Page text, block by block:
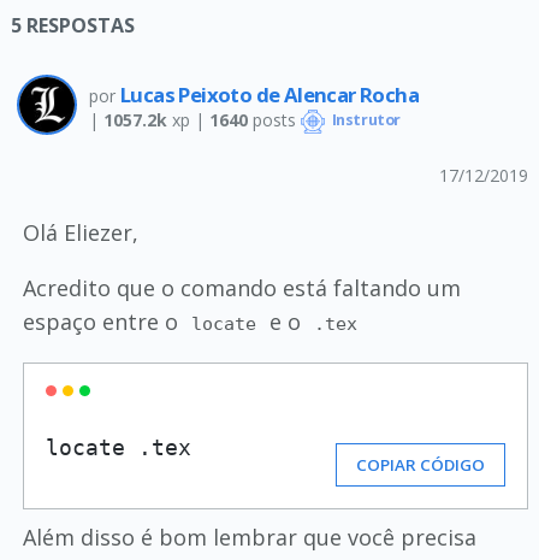
5 RESPOSTAS
por Lucas Peixoto de Alencar Rocha
| 1057.2k xp | 1640posts Instrutor
17/12/2019
Olá Eliezer,
Acredito que o comando está faltando um
espaço entre o
locate e o .tex
locate .tex
COPIAR CÓDIGO
Além disso é bom lembrar que você precisa